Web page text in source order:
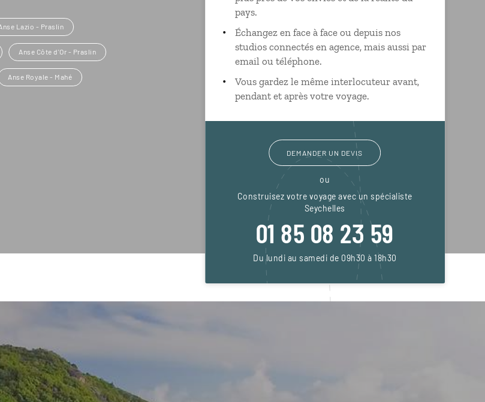
Lazio - Praslin
Anse Côte d'Or - Praslin
Anse Royale - Mahé
pays.
Échangez en face à face ou depuis nos
studios connectés en agence, mais aussi par
email ou téléphone.
Vous gardez le même interlocuteur avant,
pendant et après votre voyage.
DEMANDER UN DEVIS
ou
Construisez votre voyage avec un spécialiste
Seychelles
01 85 08 23 59
Du lundi au samedi de 09h30 à 18h30